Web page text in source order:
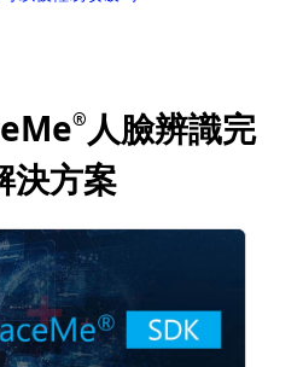
® 人臉辨識完
決方案